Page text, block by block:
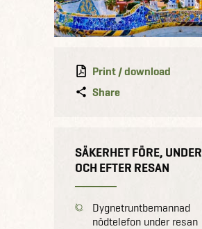
Print / download
Share
SÄKERHET FÖRE, UNDER
OCH EFTER RESAN
Dygnetruntbemannad
nödtelefon under resan